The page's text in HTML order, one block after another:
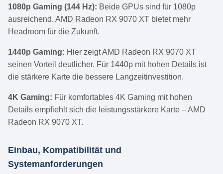
1080p Gaming (144 Hz): Beide GPUs sind für 1080p
ausreichend. AMD Radeon RX 9070 XT bietet mehr
Headroom für die Zukunft.
1440p Gaming: Hier zeigt AMD Radeon RX 9070 XT
seinen Vorteil deutlicher. Für 1440p mit hohen Details ist
die stärkere Karte die bessere Langzeitinvestition.
4K Gaming: Für komfortables 4K Gaming mit hohen
Details empfiehlt sich die leistungsstärkere Karte – AMD
Radeon RX 9070 XT.
Einbau, Kompatibilität und
Systemanforderungen